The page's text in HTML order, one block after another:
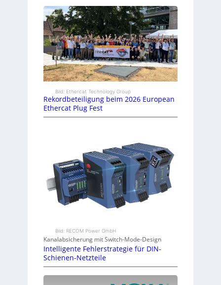
Bild: Ethercat Technology Group
Rekordbeteiligung beim 2026 European
Ethercat Plug Fest
Bild: RECOM Power GmbH
Kanalabsicherung mit Switch-Mode-Design
Intelligente Fehlerstrategie für DIN-
Schienen-Netzteile